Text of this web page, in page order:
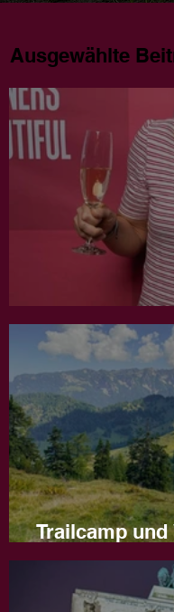
Ausgewählte
Trailcamp
Naturns